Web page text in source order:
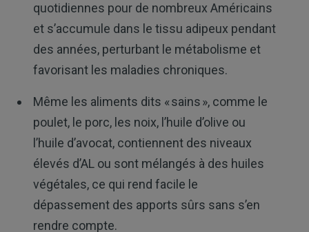
quotidiennes pour de nombreux Américains
et s’accumule dans le tissu adipeux pendant
des années, perturbant le métabolisme et
favorisant les maladies chroniques.
Même les aliments dits « sains », comme le
poulet, le porc, les noix, l’huile d’olive ou
l’huile d’avocat, contiennent des niveaux
élevés d’AL ou sont mélangés à des huiles
végétales, ce qui rend facile le
dépassement des apports sûrs sans s’en
rendre compte.